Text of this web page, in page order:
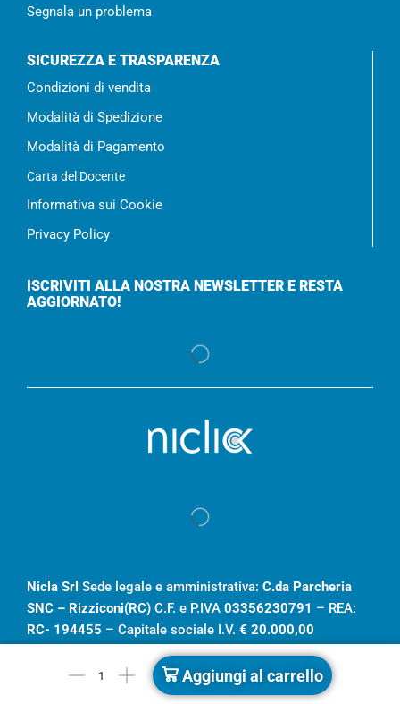
Segnala un problema
SICUREZZA E TRASPARENZA
Condizioni di vendita
Modalità di Spedizione
Modalità di Pagamento
Carta del Docente
Informativa sui Cookie
Privacy Policy
ISCRIVITI ALLA NOSTRA NEWSLETTER E RESTA
AGGIORNATO!
Nicla Srl Sede legale e amministrativa: C.da Parcheria
SNC – Rizziconi(RC) C.F. e P.IVA 03356230791 – REA:
RC- 194455 – Capitale sociale I.V. € 20.000,00
Aggiungi al carrello